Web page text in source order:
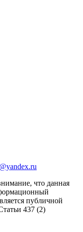
что данная
публичной
437 (2)